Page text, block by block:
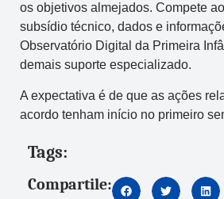
os objetivos almejados. Compete
subsídio técnico, dados e
Observatório Digital da Primeira
demais suporte especializado.
A expectativa é de que as ações
acordo tenham início no primeiro
Tags:
Compartile: